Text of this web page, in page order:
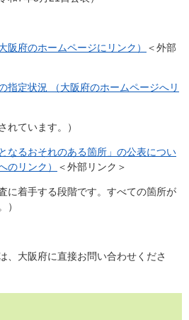
阪府のホームページにリンク）
＜外部
指定状況 ​（大阪府のホームページへリ
れています。）
なるおそれのある箇所」の公表につい
のリンク）
＜外部リンク＞
に着手する段階です。すべての箇所が
）
、大阪府に直接お問い合わせくださ